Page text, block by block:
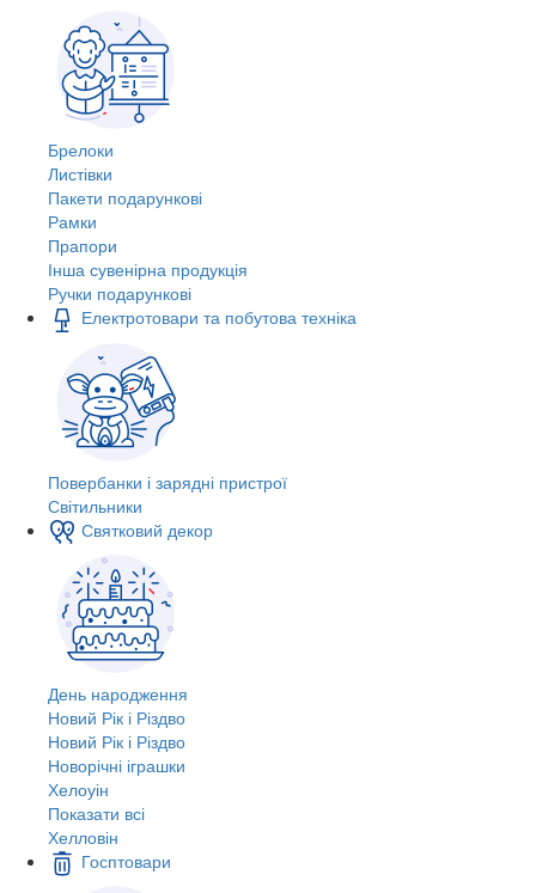
Брелоки
Листівки
Пакети подарункові
Рамки
Прапори
Інша сувенірна продукція
Ручки подарункові
Електротовари та побутова техніка
Повербанки і зарядні пристрої
Світильники
Святковий декор
День народження
Новий Рік і Різдво
Новий Рік і Різдво
Новорічні іграшки
Хелоуін
Показати всі
Хелловін
Госптовари